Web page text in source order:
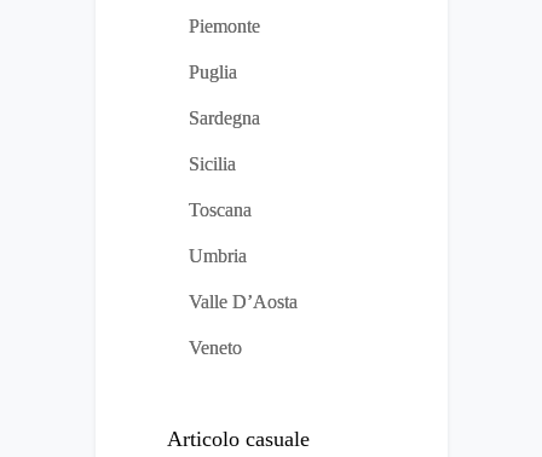
Piemonte
Puglia
Sardegna
Sicilia
Toscana
Umbria
Valle D’Aosta
Veneto
Articolo casuale